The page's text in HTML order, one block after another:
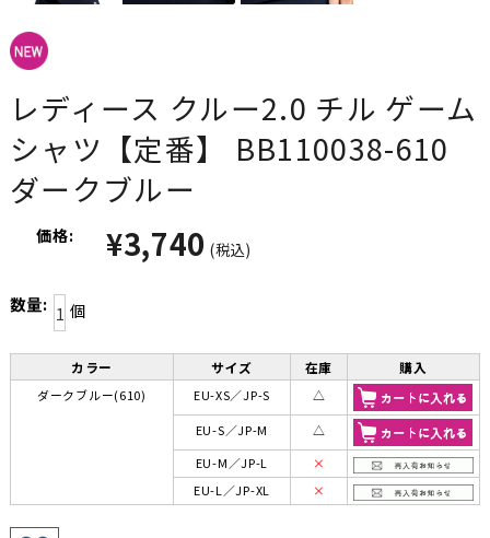
レディース クルー2.0 チル ゲーム
シャツ【定番】 BB110038-610
ダークブルー
価格: ¥3,740 (税込)
数量: 個
カラー サイズ 在庫 購入
ダークブルー(610) EU-XS／JP-S
△
EU-S／JP-M
△
EU-M／JP-L
×
EU-L／JP-XL
×